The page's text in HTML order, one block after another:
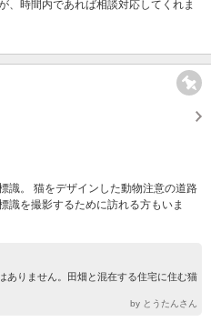
、時間内であれば相談対応してくれま
識。 猫をデザインした動物注意の道路
識を撮影するために訪れる方もいま
ありません。田畑と混在する住宅に住む猫
by とうたんさん